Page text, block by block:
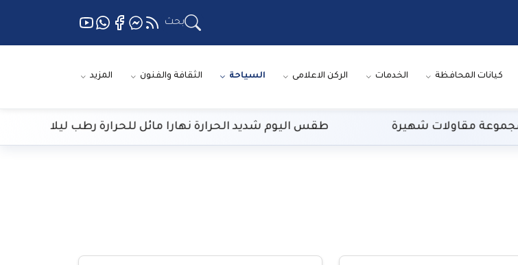
بحث
كيانات المحافظة الخدمات الركن الاعلامى السياحة الثقافة والفنون المزيد
طقس اليوم شديد الحرارة نهارا مائل للحرارة رطب ليلا